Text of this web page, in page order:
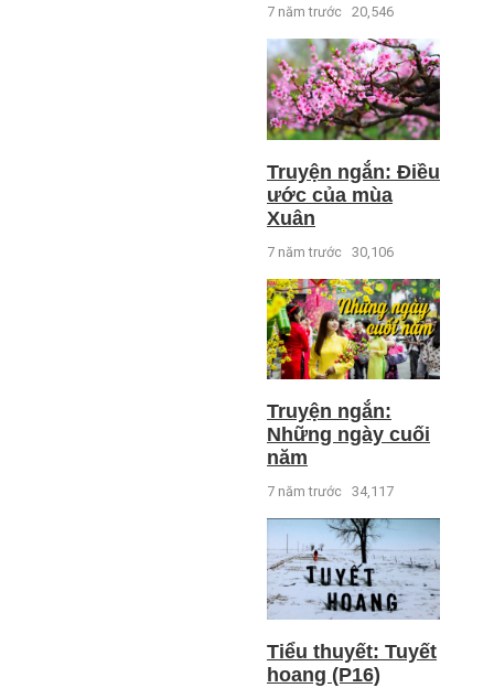
7 năm trước 20,546
Truyện ngắn: Điều
ước của mùa
Xuân
7 năm trước 30,106
Truyện ngắn:
Những ngày cuối
năm
7 năm trước 34,117
Tiểu thuyết: Tuyết
hoang (P16)